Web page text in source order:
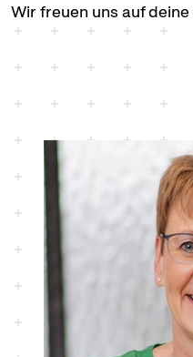
Wir freuen uns auf